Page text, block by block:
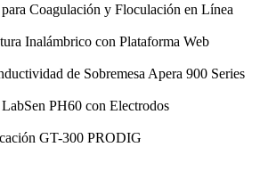
Coagulación y Floculación en Línea
Inalámbrico con Plataforma Web
de Sobremesa Apera 900 Series
PH60 con Electrodos
GT-300 PRODIG